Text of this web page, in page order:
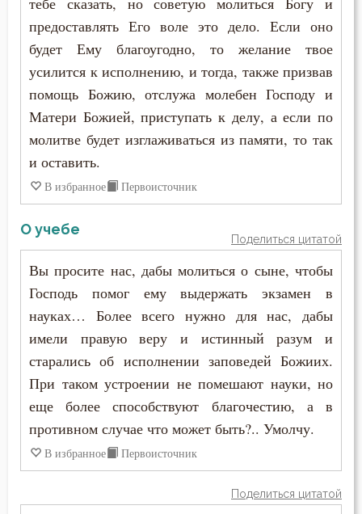
предоставлять Его воле это дело. Если оно
будет Ему благоугодно, то желание твое
усилится к исполнению, и тогда, также призвав
помощь Божию, отслужа молебен Господу и
Матери Божией, приступать к делу, а если по
молитве будет изглаживаться из памяти, то так
и оставить.
В избранное Первоисточник
О учебе
Поделиться цитатой
Вы просите нас, дабы молиться о сыне, чтобы
Господь помог ему выдержать экзамен в
науках… Более всего нужно для нас, дабы
имели правую веру и истинный разум и
старались об исполнении заповедей Божиих.
При таком устроении не помешают науки, но
еще более способствуют благочестию, а в
противном случае что может быть?.. Умолчу.
В избранное Первоисточник
Поделиться цитатой